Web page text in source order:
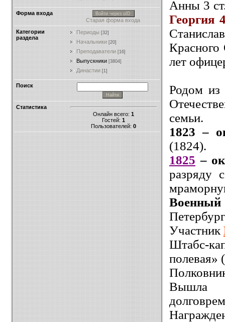
Форма входа Войти через uID
Старая форма входа
Категории
раздела
Периоды [32]
Начальники [20]
Преподаватели [16]
Выпускники [3804]
Династии [1]
Поиск
Статистика
Онлайн всего: 1
Гостей: 1
Пользователей: 0
Анны 3
Георгия
Красного
лет
Родом из
семьи.
1823 –
(1824).
1825 –
разряду
Участник
Штабс-
полевая»
Вышла